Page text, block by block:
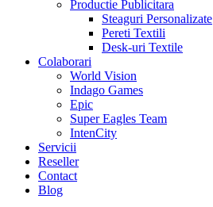
Productie Publicitara
Steaguri Personalizate
Pereti Textili
Desk-uri Textile
Colaborari
World Vision
Indago Games
Epic
Super Eagles Team
IntenCity
Servicii
Reseller
Contact
Blog